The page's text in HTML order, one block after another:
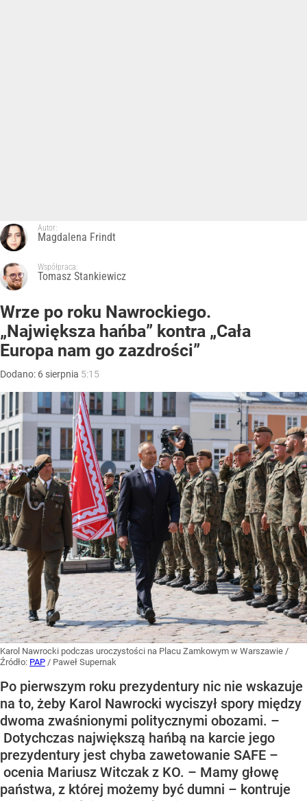
Autor:
Magdalena Frindt
Współpraca:
Tomasz Stankiewicz
Wrze po roku Nawrockiego.
„Największa hańba” kontra „Cała
Europa nam go zazdrości”
Dodano: 6 sierpnia 5:15
Karol Nawrocki podczas uroczystości na Placu Zamkowym w Warszawie /
Źródło: PAP / Paweł Supernak
Po pierwszym roku prezydentury nic nie wskazuje
na to, żeby Karol Nawrocki wyciszył spory między
dwoma zwaśnionymi politycznymi obozami. –
Dotychczas największą hańbą na karcie jego
prezydentury jest chyba zawetowanie SAFE –
ocenia Mariusz Witczak z KO. – Mamy głowę
państwa, z której możemy być dumni – kontruje